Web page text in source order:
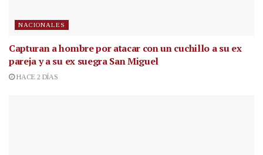
NACIONALES
Capturan a hombre por atacar con un cuchillo a su ex
pareja y a su ex suegra San Miguel
HACE 2 DÍAS